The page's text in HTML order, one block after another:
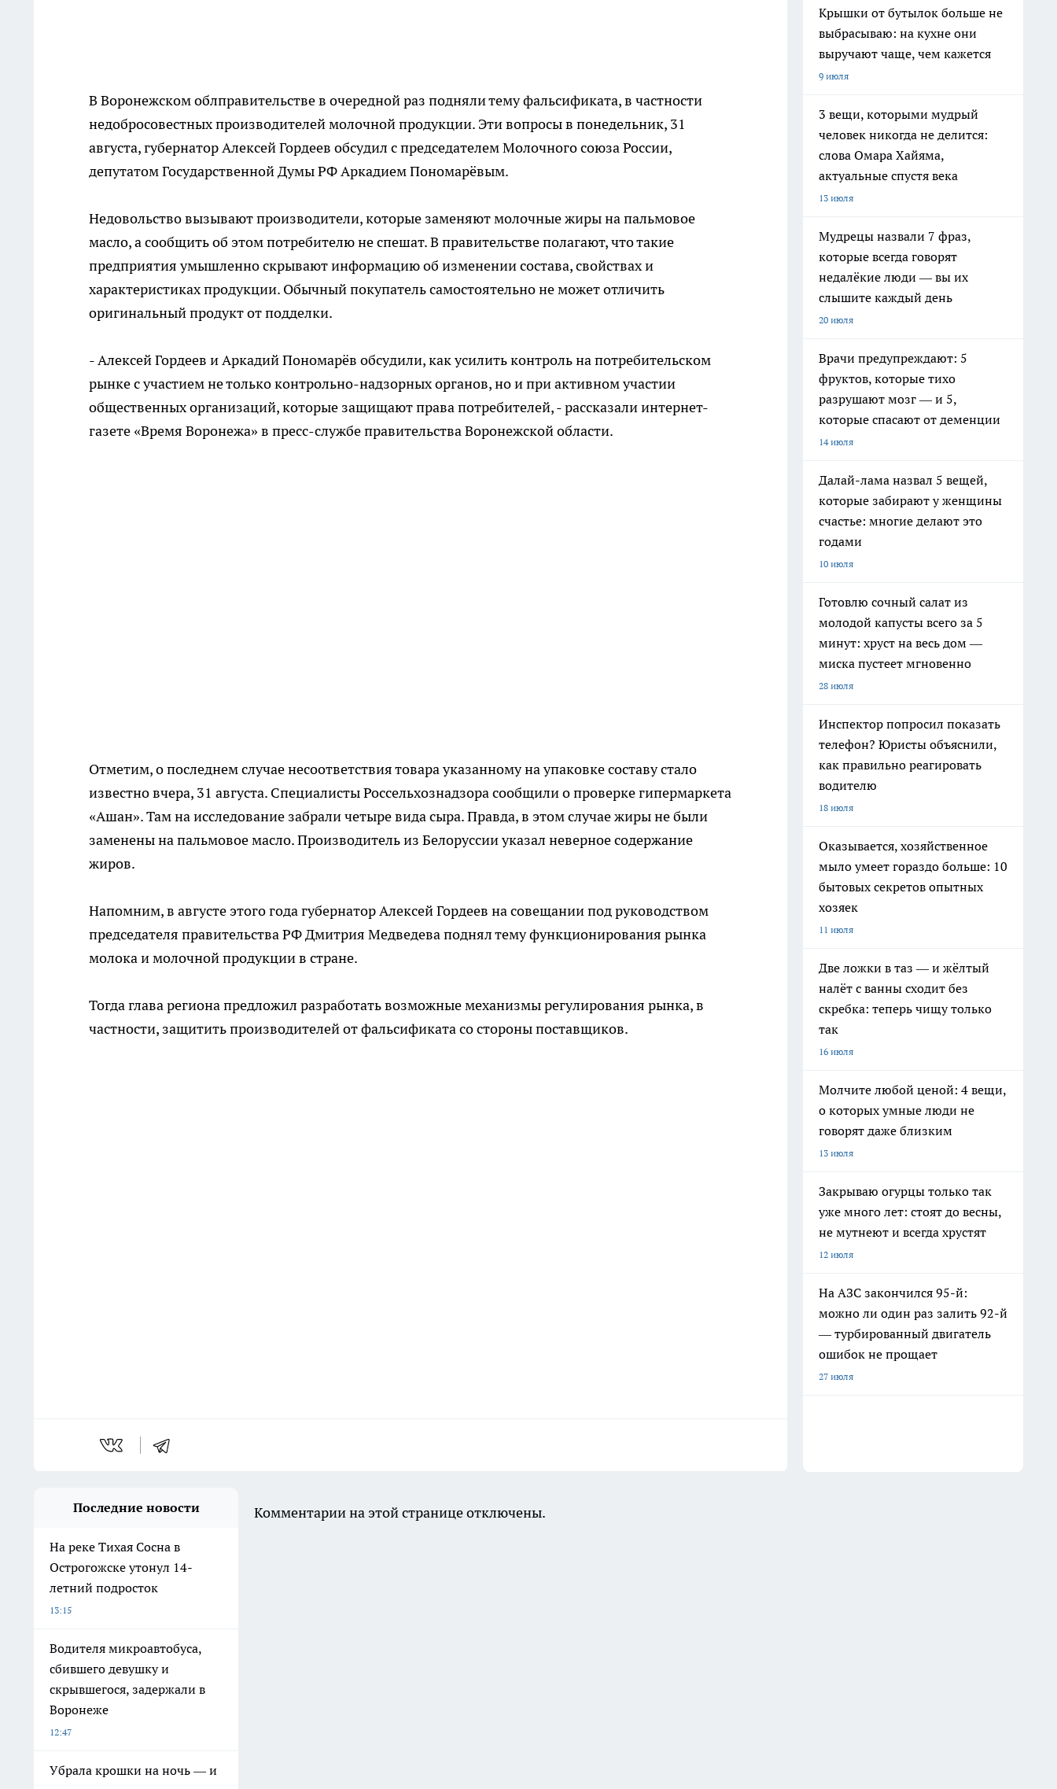
В Воронежском облправительстве в очередной раз подняли тему фальсификата, в частности
недобросовестных производителей молочной продукции. Эти вопросы в понедельник, 31
августа, губернатор Алексей Гордеев обсудил с председателем Молочного союза России,
депутатом Государственной Думы РФ Аркадием Пономарёвым.
Недовольство вызывают производители, которые заменяют молочные жиры на пальмовое
масло, а сообщить об этом потребителю не спешат. В правительстве полагают, что такие
предприятия умышленно скрывают информацию об изменении состава, свойствах и
характеристиках продукции. Обычный покупатель самостоятельно не может отличить
оригинальный продукт от подделки.
- Алексей Гордеев и Аркадий Пономарёв обсудили, как усилить контроль на потребительском
рынке с участием не только контрольно-надзорных органов, но и при активном участии
общественных организаций, которые защищают права потребителей, - рассказали интернет-
газете «Время Воронежа» в пресс-службе правительства Воронежской области.
Отметим, о последнем случае несоответствия товара указанному на упаковке составу стало
известно вчера, 31 августа. Специалисты Россельхознадзора сообщили о проверке гипермаркета
«Ашан». Там на исследование забрали четыре вида сыра. Правда, в этом случае жиры не были
заменены на пальмовое масло. Производитель из Белоруссии указал неверное содержание
жиров.
Напомним, в августе этого года губернатор Алексей Гордеев на совещании под руководством
председателя правительства РФ Дмитрия Медведева поднял тему функционирования рынка
молока и молочной продукции в стране.
Тогда глава региона предложил разработать возможные механизмы регулирования рынка, в
частности, защитить производителей от фальсификата со стороны поставщиков.
Крышки от бутылок больше не
выбрасываю: на кухне они
выручают чаще, чем кажется
9 июля
3 вещи, которыми мудрый
человек никогда не делится:
слова Омара Хайяма,
актуальные спустя века
13 июля
Мудрецы назвали 7 фраз,
которые всегда говорят
недалёкие люди — вы их
слышите каждый день
20 июля
Врачи предупреждают: 5
фруктов, которые тихо
разрушают мозг — и 5,
которые спасают от деменции
14 июля
Далай-лама назвал 5 вещей,
которые забирают у женщины
счастье: многие делают это
годами
10 июля
Готовлю сочный салат из
молодой капусты всего за 5
минут: хруст на весь дом —
миска пустеет мгновенно
28 июля
Инспектор попросил показать
телефон? Юристы объяснили,
как правильно реагировать
водителю
18 июля
Оказывается, хозяйственное
мыло умеет гораздо больше: 10
бытовых секретов опытных
хозяек
11 июля
Две ложки в таз — и жёлтый
налёт с ванны сходит без
скребка: теперь чищу только
так
16 июля
Молчите любой ценой: 4 вещи,
о которых умные люди не
говорят даже близким
13 июля
Закрываю огурцы только так
уже много лет: стоят до весны,
не мутнеют и всегда хрустят
12 июля
На АЗС закончился 95-й:
можно ли один раз залить 92-й
— турбированный двигатель
ошибок не прощает
27 июля
Последние новости
На реке Тихая Сосна в
Острогожске утонул 14-
летний подросток
13:15
Водителя микроавтобуса,
сбившего девушку и
скрывшегося, задержали в
Воронеже
12:47
Убрала крошки на ночь — и
Комментарии на этой странице отключены.